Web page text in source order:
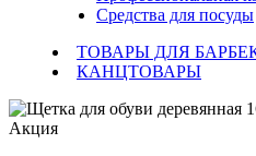
Средства для посуды
ТОВАРЫ ДЛЯ
КАНЦТОВАРЫ
Акция